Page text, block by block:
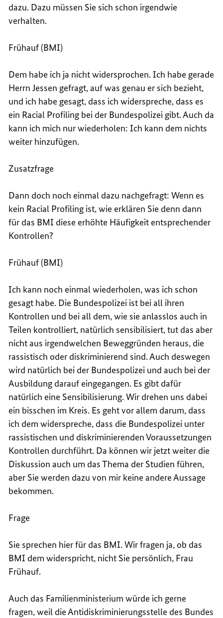
dazu. Dazu müssen Sie sich schon irgendwie
verhalten.
Frühauf (BMI)
Dem habe ich ja nicht widersprochen. Ich habe gerade
Herrn Jessen gefragt, auf was genau er sich bezieht,
und ich habe gesagt, dass ich widerspreche, dass es
ein Racial Profiling bei der Bundespolizei gibt. Auch da
kann ich mich nur wiederholen: Ich kann dem nichts
weiter hinzufügen.
Zusatzfrage
Dann doch noch einmal dazu nachgefragt: Wenn es
kein Racial Profiling ist, wie erklären Sie denn dann
für das BMI diese erhöhte Häufigkeit entsprechender
Kontrollen?
Frühauf (BMI)
Ich kann noch einmal wiederholen, was ich schon
gesagt habe. Die Bundespolizei ist bei all ihren
Kontrollen und bei all dem, wie sie anlasslos auch in
Teilen kontrolliert, natürlich sensibilisiert, tut das aber
nicht aus irgendwelchen Beweggründen heraus, die
rassistisch oder diskriminierend sind. Auch deswegen
wird natürlich bei der Bundespolizei und auch bei der
Ausbildung darauf eingegangen. Es gibt dafür
natürlich eine Sensibilisierung. Wir drehen uns dabei
ein bisschen im Kreis. Es geht vor allem darum, dass
ich dem widerspreche, dass die Bundespolizei unter
rassistischen und diskriminierenden Voraussetzungen
Kontrollen durchführt. Da können wir jetzt weiter die
Diskussion auch um das Thema der Studien führen,
aber Sie werden dazu von mir keine andere Aussage
bekommen.
Frage
Sie sprechen hier für das BMI. Wir fragen ja, ob das
BMI dem widerspricht, nicht Sie persönlich, Frau
Frühauf.
Auch das Familienministerium würde ich gerne
fragen, weil die Antidiskriminierungsstelle des Bundes